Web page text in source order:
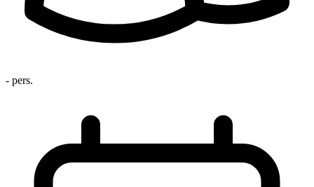
- pers.